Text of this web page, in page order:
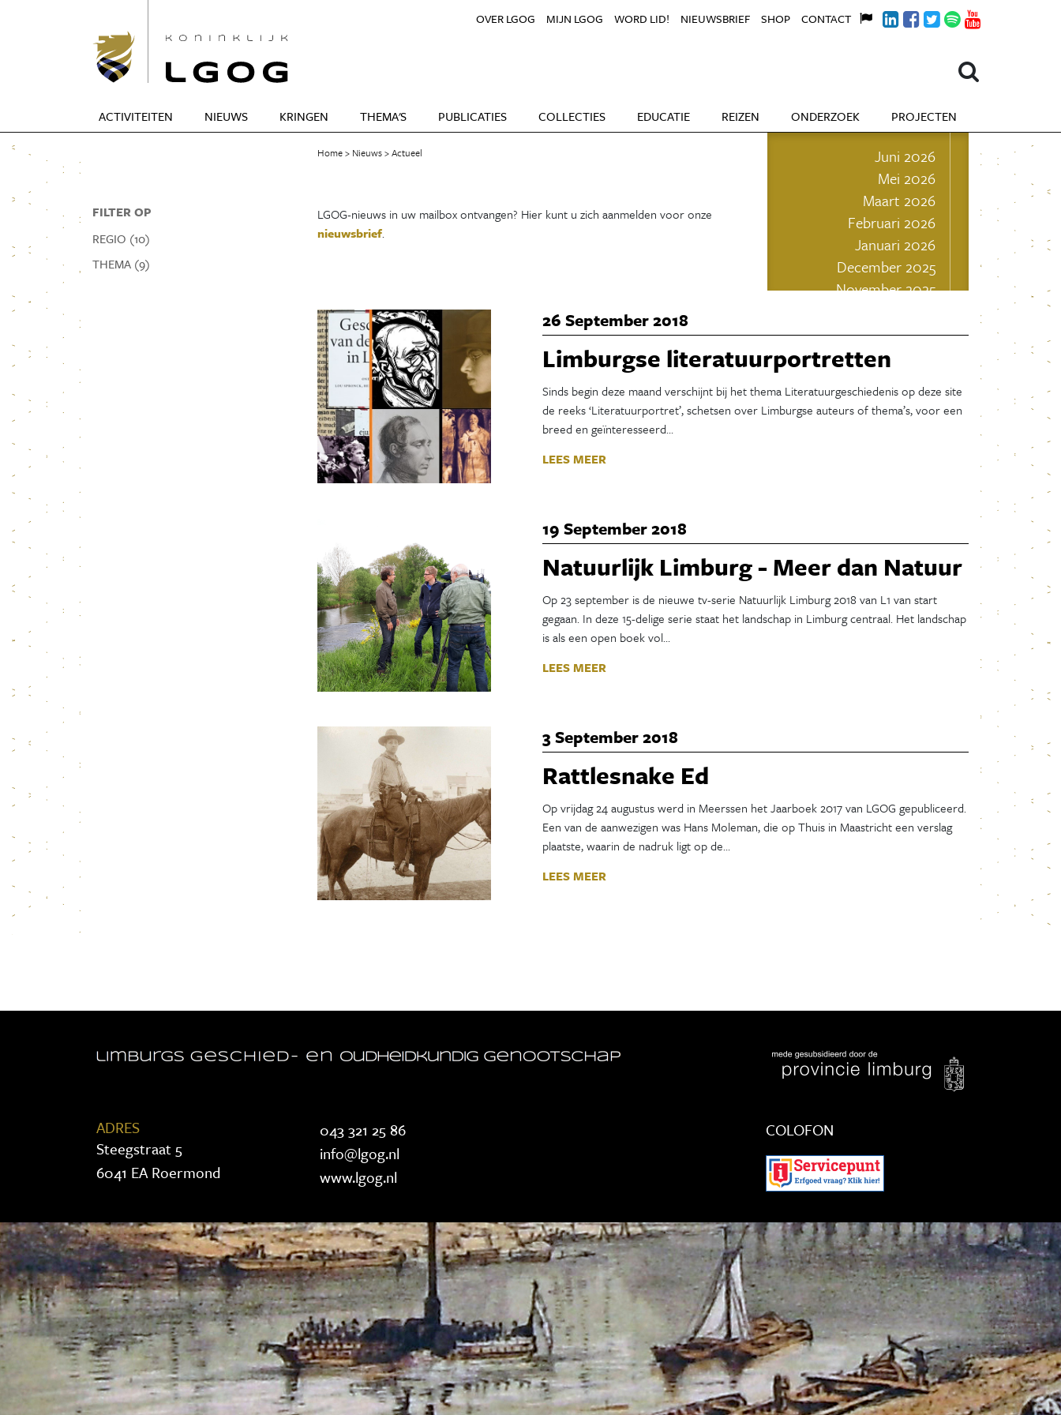
ACTIVITEITEN NIEUWS KRINGEN THEMA'S PUBLICATIES COLLECTIES EDUCATIE REIZEN ONDERZOEK PROJECTEN
OVER LGOG MIJN LGOG WORD LID! NIEUWSBRIEF SHOP CONTACT
FILTER OP
REGIO (10)
THEMA (9)
Home Nieuws Actueel
LGOG-nieuws in uw mailbox ontvangen? Hier kunt u zich aanmelden voor onze
nieuwsbrief.
Juni 2026
Mei 2026
Maart 2026
Februari 2026
Januari 2026
December 2025
November 2025
September 2025
Augustus 2025
Juni 2025
Mei 2025
November 2024
Oktober 2024
September 2024
Augustus 2024
December 2023
September 2023
Juni 2022
Mei 2022
Februari 2022
Januari 2022
December 2021
November 2021
Oktober 2021
September 2021
Augustus 2021
Juli 2021
Juni 2021
Mei 2021
April 2021
Maart 2021
26 September 2018
Limburgse literatuurportretten
Sinds begin deze maand verschijnt bij het thema Literatuurgeschiedenis op deze site
de reeks ‘Literatuurportret’, schetsen over Limburgse auteurs of thema’s, voor een
breed en geïnteresseerd…
LEES MEER
19 September 2018
Natuurlijk Limburg - Meer dan Natuur
Op 23 september is de nieuwe tv-serie Natuurlijk Limburg 2018 van L1 van start
gegaan. In deze 15-delige serie staat het landschap in Limburg centraal. Het landschap
is als een open boek vol…
LEES MEER
3 September 2018
Rattlesnake Ed
Op vrijdag 24 augustus werd in Meerssen het Jaarboek 2017 van LGOG gepubliceerd.
Een van de aanwezigen was Hans Moleman, die op Thuis in Maastricht een verslag
plaatste, waarin de nadruk ligt op de…
LEES MEER
ADRES
Steegstraat 5
6041 EA Roermond
043 321 25 86
info@lgog.nl
www.lgog.nl
COLOFON